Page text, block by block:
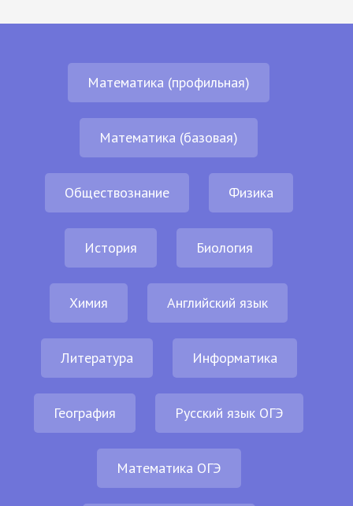
Математика (профильная)
Математика (базовая)
Обществознание Физика
История Биология
Химия Английский язык
Литература Информатика
География Русский язык ОГЭ
Математика ОГЭ